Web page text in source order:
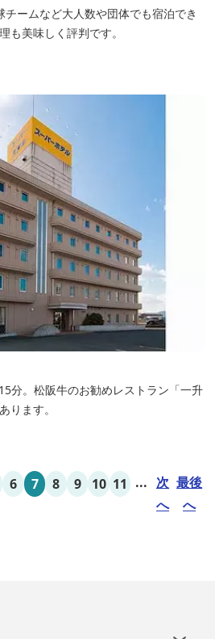
ームなど大人数や団体でも宿泊でき
も美味しく評判です。
分。松阪牛のお勧めレストラン「一升
ります。
6 7 8 9 10 11 ... 次
へ
最後
へ